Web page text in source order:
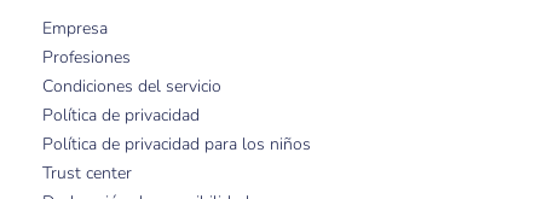
Empresa
Profesiones
Condiciones del servicio
Política de privacidad
Política de privacidad para los niños
Trust center